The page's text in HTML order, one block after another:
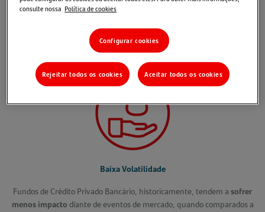
parcela do PL composta por
títulos públicos federais.
Motivos para investir
Baixa Volatilidade
Fundos de Crédito Privado Bancário, historicamente, tendem a sofrer
menos impacto diante de eventos de mercado, quando comparados a
consulte nossa Política de cookies
Configurar cookies
Rejeitar todos os cookies Aceitar todos os cookies